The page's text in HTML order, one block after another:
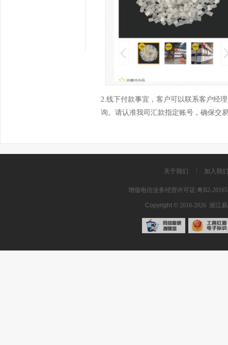
2.线下付款事宜，客户可以联系客户经
询。请认准我司汇款指定账号，确保交
关于我们 加入我们
增值电信业务经营许可证:粤B2-
Copyright © 2010-2026 浙江